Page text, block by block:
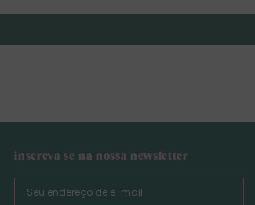
inscreva-se na nossa newsletter